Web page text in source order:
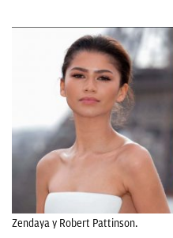
Zendaya y Robert Pattinson.